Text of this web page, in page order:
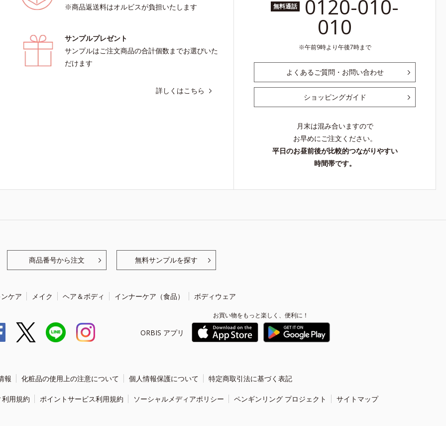
※商品返送料はオルビスが負担いたします
サンプルプレゼント
サンプルはご注文商品の合計個数までお選びいた
だけます
詳しくはこちら
無料通話 0120-010-
010
午前9時より午後7時まで
よくあるご質問・お問い合わせ
ショッピングガイド
月末は混み合いますので
お早めにご注文ください。
平日のお昼前後が比較的つながりやすい
時間帯です。
商品番号から注文 無料サンプルを探す
ケア メイク ヘア＆ボディ インナーケア（食品） ボディウェア
ORBIS アプリ
お買い物をもっと楽しく、便利に！
報 化粧品の使用上の注意について 個人情報保護について 特定商取引法に基づく表記
用規約 ポイントサービス利用規約 ソーシャルメディアポリシー ペンギンリング プロジェクト サイトマップ